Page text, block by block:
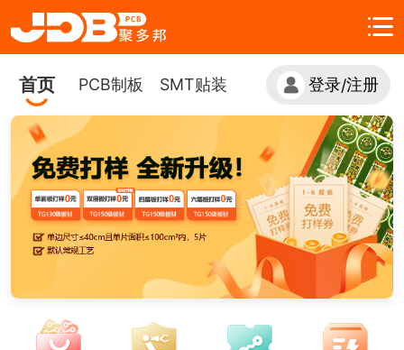
首页 PCB制板 SMT贴装 登录/注册